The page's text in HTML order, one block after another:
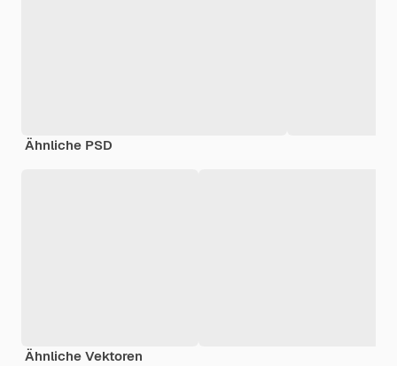
Ähnliche PSD
Ähnliche Vektoren